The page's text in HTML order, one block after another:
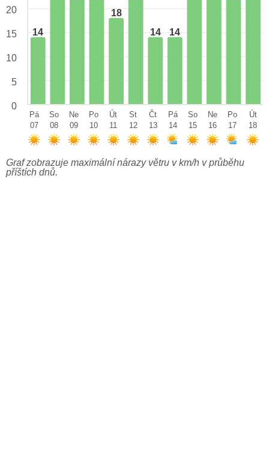
14
18
14 14
20
15
10
5
0
Pá
07
So
08
Ne
09
Po
10
Út
11
St
12
Čt
13
Pá
14
So
15
Ne
16
Po
17
Út
18
Graf zobrazuje maximální nárazy větru v km/h v průběhu
příštích dnů.